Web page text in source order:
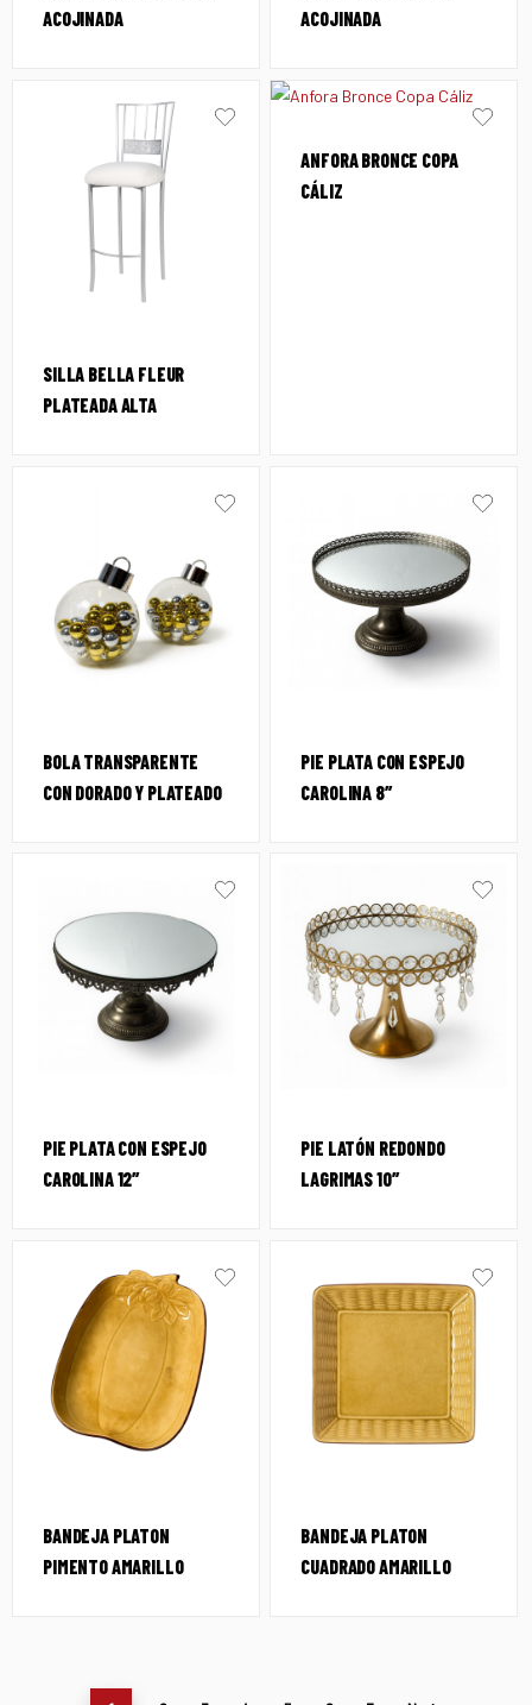
ACOJINADA
ACOJINADA
SILLA BELLA FLEUR
PLATEADA ALTA
ANFORA BRONCE COPA
CÁLIZ
BOLA TRANSPARENTE
CON DORADO Y PLATEADO
PIE PLATA CON ESPEJO
CAROLINA 8″
PIE PLATA CON ESPEJO
CAROLINA 12″
PIE LATÓN REDONDO
LAGRIMAS 10″
BANDEJA PLATON
PIMENTO AMARILLO
BANDEJA PLATON
CUADRADO AMARILLO